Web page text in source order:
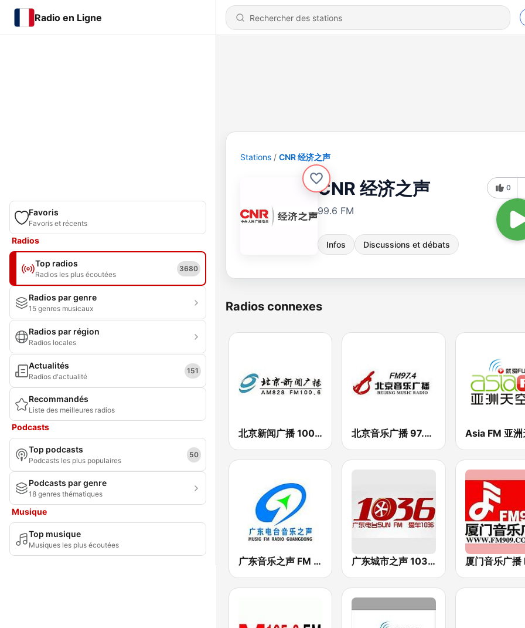
Radio en Ligne
Favoris
Favoris et récents
Radios
Top radios
Radios les plus écoutées
3680
Radios par genre
15 genres musicaux
Radios par région
Radios locales
Actualités
Radios d'actualité
151
Recommandés
Liste des meilleures radios
Podcasts
Top podcasts
Podcasts les plus populaires
50
Podcasts par genre
18 genres thématiques
Musique
Top musique
Musiques les plus écoutées
Stations CNR 经济之声
CNR 经济之声
99.6 FM
Infos Discussions et débats
0
Radios connexes
北京新闻广播 100.6 (Beijing News Radio) 北京音乐广播 97.4 (Beijing Music Radio)
广东音乐之声 FM 99.3 (Guangdong Music) 广东城市之声 103.6 FM (Guangdong City）